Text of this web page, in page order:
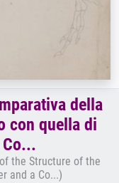
della
con quella di
the Structure of the
and a Co...)